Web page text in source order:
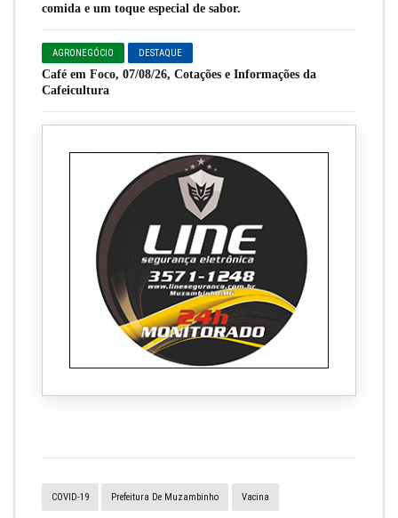
comida e um toque especial de sabor.
AGRONEGÓCIO DESTAQUE
Café em Foco, 07/08/26, Cotações e Informações da
Cafeicultura
COVID-19 Prefeitura De Muzambinho Vacina